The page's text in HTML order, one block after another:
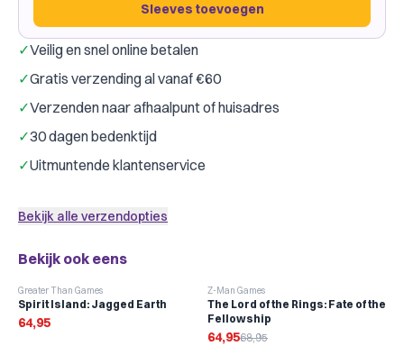
Sleeves toevoegen
200 kaarten
ruim passend·GameGenic Yellow
40 kaarten
past precies·GameGenic Green
Merk: Gamegenic Dragon Shield
✓Veilig en snel online betalen
✓Gratis verzending al vanaf €60
✓Verzenden naar afhaalpunt of huisadres
✓30 dagen bedenktijd
✓Uitmuntende klantenservice
Bekijk alle verzendopties
Bekijk ook eens
Greater Than Games
Spirit Island: Jagged Earth
64,95
-6%
Z-Man Games
The Lord of the Rings: Fate of the
Fellowship
64,9568,95